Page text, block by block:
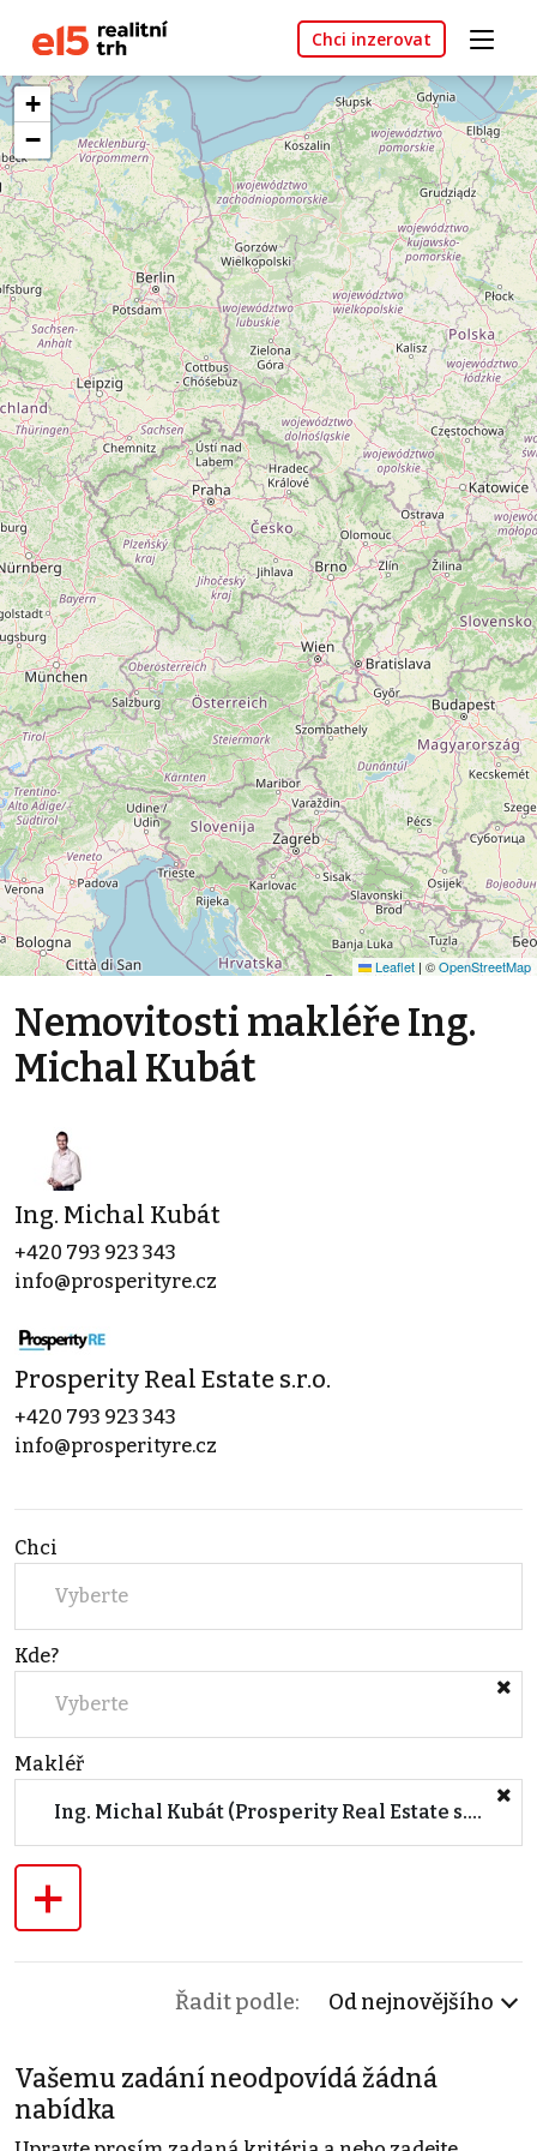
Chci inzerovat
+
−
Leaflet | ©OpenStreetMap
Nemovitosti makléře Ing.
Michal Kubát
Ing. Michal Kubát
+420 793 923 343
info@prosperityre.cz
Prosperity Real Estate s.r.o.
+420 793 923 343
info@prosperityre.cz
Chci
Vyberte
Kde?
Vyberte
Makléř
Ing. Michal Kubát (Prosperity Real Estate s.r.o.)
+
Řadit podle: Od nejnovějšího
Vašemu zadání neodpovídá žádná
nabídka